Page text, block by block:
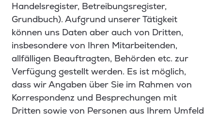
Handelsregister, Betreibungsregister,
Grundbuch). Aufgrund unserer Tätigkeit
können uns Daten aber auch von Dritten,
insbesondere von Ihren Mitarbeitenden,
allfälligen Beauftragten, Behörden etc. zur
Verfügung gestellt werden. Es ist möglich,
dass wir Angaben über Sie im Rahmen von
Korrespondenz und Besprechungen mit
Dritten sowie von Personen aus Ihrem Umfeld